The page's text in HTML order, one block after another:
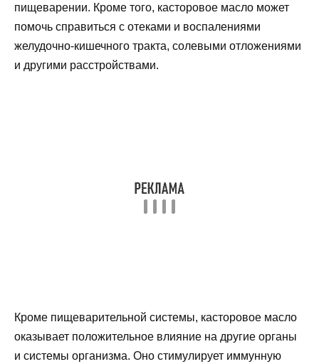
пищеварении. Кроме того, касторовое масло может
помочь справиться с отеками и воспалениями
желудочно-кишечного тракта, солевыми отложениями
и другими расстройствами.
Кроме пищеварительной системы, касторовое масло
оказывает положительное влияние на другие органы
и системы организма. Оно стимулирует иммунную